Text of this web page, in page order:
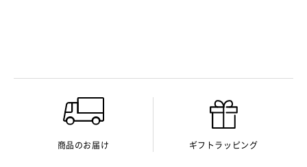
商品のお届け ギフトラッピング